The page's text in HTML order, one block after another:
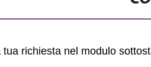
richiesta nel modulo